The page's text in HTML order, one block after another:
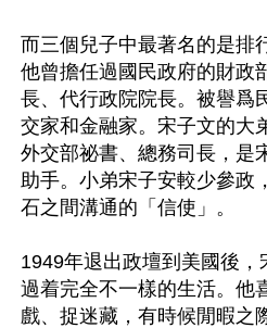
而三個兒子中最著名的是排
他曾擔任過國民政府的財政
長、代行政院院長。被譽爲
交家和金融家。宋子文的大
外交部祕書、總務司長，是
助手。小弟宋子安較少參政
石之間溝通的「信使」。
1949年退出政壇到美國後，
過着完全不一樣的生活。他
戲、捉迷藏，有時候閒暇之